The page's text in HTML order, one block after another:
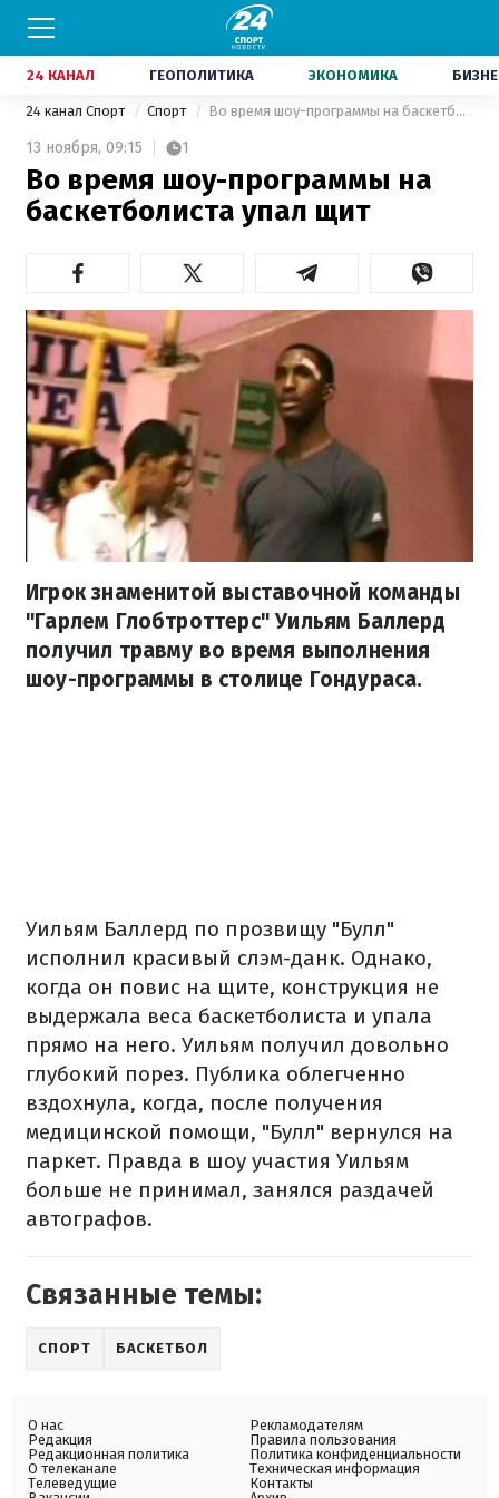
24 КАНАЛ ГЕОПОЛИТИКА ЭКОНОМИКА
24 канал Спорт Спорт Во время шоу-программы на баскетболиста упал щит
13 ноября, 09:15 1
Во время шоу-программы на
баскетболиста упал щит
Игрок знаменитой выставочной команды
"Гарлем Глобтроттерс" Уильям Баллерд
получил травму во время выполнения
шоу-программы в столице Гондураса.
Уильям Баллерд по прозвищу "Булл"
исполнил красивый слэм-данк. Однако,
когда он повис на щите, конструкция не
выдержала веса баскетболиста и упала
прямо на него. Уильям получил довольно
глубокий порез. Публика облегченно
вздохнула, когда, после получения
медицинской помощи, "Булл" вернулся на
паркет. Правда в шоу участия Уильям
больше не принимал, занялся раздачей
автографов.
Связанные темы:
СПОРТ БАСКЕТБОЛ
О нас
Редакция
Редакционная политика
О телеканале
Телеведущие
Рекламодателям
Правила пользования
Политика конфиденциальности
Техническая информация
Контакты